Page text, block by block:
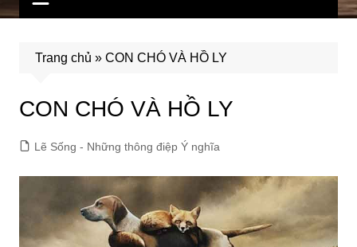
Trang chủ » CON CHÓ VÀ HỒ LY
CON CHÓ VÀ HỒ LY
Lẽ Sống - Những thông điệp Ý nghĩa